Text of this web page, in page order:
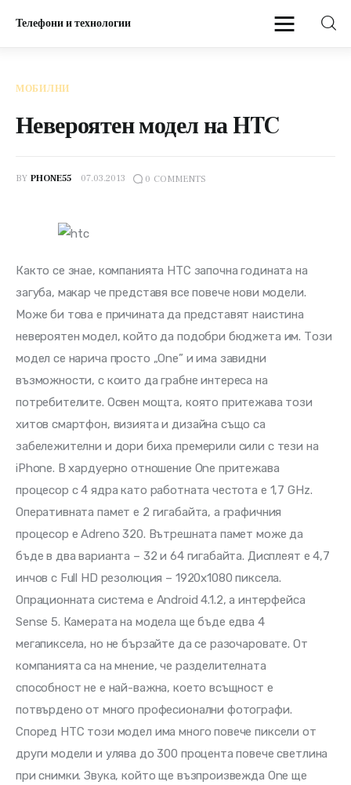
Телефони и технологии
МОБИЛНИ
Невероятен модел на HTC
BY PHONE55 07.03.2013 0 COMMENTS
Както се знае, компанията HTC започна годината на
загуба, макар че представя все повече нови модели.
Може би това е причината да представят наистина
невероятен модел, който да подобри бюджета им. Този
модел се нарича просто „One” и има завидни
възможности, с които да грабне интереса на
потребителите. Освен мощта, която притежава този
хитов смартфон, визията и дизайна също са
забележителни и дори биха премерили сили с тези на
iPhone. В хардуерно отношение One притежава
процесор с 4 ядра като работната честота е 1,7 GHz.
Оперативната памет е 2 гигабайта, а графичния
процесор е Adreno 320. Вътрешната памет може да
бъде в два варианта – 32 и 64 гигабайта. Дисплеят е 4,7
инчов с Full HD резолюция – 1920х1080 пиксела.
Опрационната система е Android 4.1.2, а интерфейса
Sense 5. Камерата на модела ще бъде едва 4
мегапиксела, но не бързайте да се разочаровате. От
компанията са на мнение, че разделителната
способност не е най-важна, което всъщност е
потвърдено от много професионални фотографи.
Според HTC този модел има много повече пиксели от
други модели и улява до 300 процента повече светлина
при снимки. Звука, който ще възпроизвежда One ще